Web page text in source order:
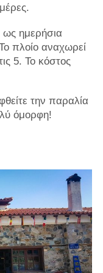
ως ημερήσια
πλοίο αναχωρεί
5. Το κόστος
την παραλία
όμορφη!